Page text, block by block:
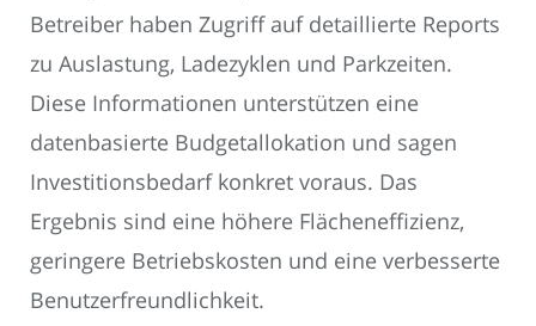
Betreiber haben Zugriff auf detaillierte Reports
zu Auslastung, Ladezyklen und Parkzeiten.
Diese Informationen unterstützen eine
datenbasierte Budgetallokation und sagen
Investitionsbedarf konkret voraus. Das
Ergebnis sind eine höhere Flächeneffizienz,
geringere Betriebskosten und eine verbesserte
Benutzerfreundlichkeit.